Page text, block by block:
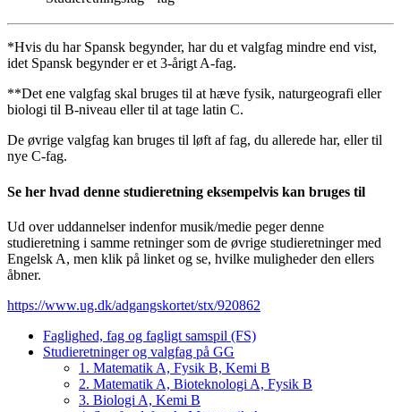
*Hvis du har Spansk begynder, har du et valgfag mindre end vist,
idet Spansk begynder er et 3-årigt A-fag.
**Det ene valgfag skal bruges til at hæve fysik, naturgeografi eller
biologi til B-niveau eller til at tage latin C.
De øvrige valgfag kan bruges til løft af fag, du allerede har, eller til
nye C-fag.
Se her hvad denne studieretning eksempelvis kan bruges til
Ud over uddannelser indenfor musik/medie peger denne
studieretning i samme retninger som de øvrige studieretninger med
Engelsk A, men klik på linket og se, hvilke muligheder den ellers
åbner.
https://www.ug.dk/adgangskortet/stx/920862
Faglighed, fag og fagligt samspil (FS)
Studieretninger og valgfag på GG
1. Matematik A, Fysik B, Kemi B
2. Matematik A, Bioteknologi A, Fysik B
3. Biologi A, Kemi B